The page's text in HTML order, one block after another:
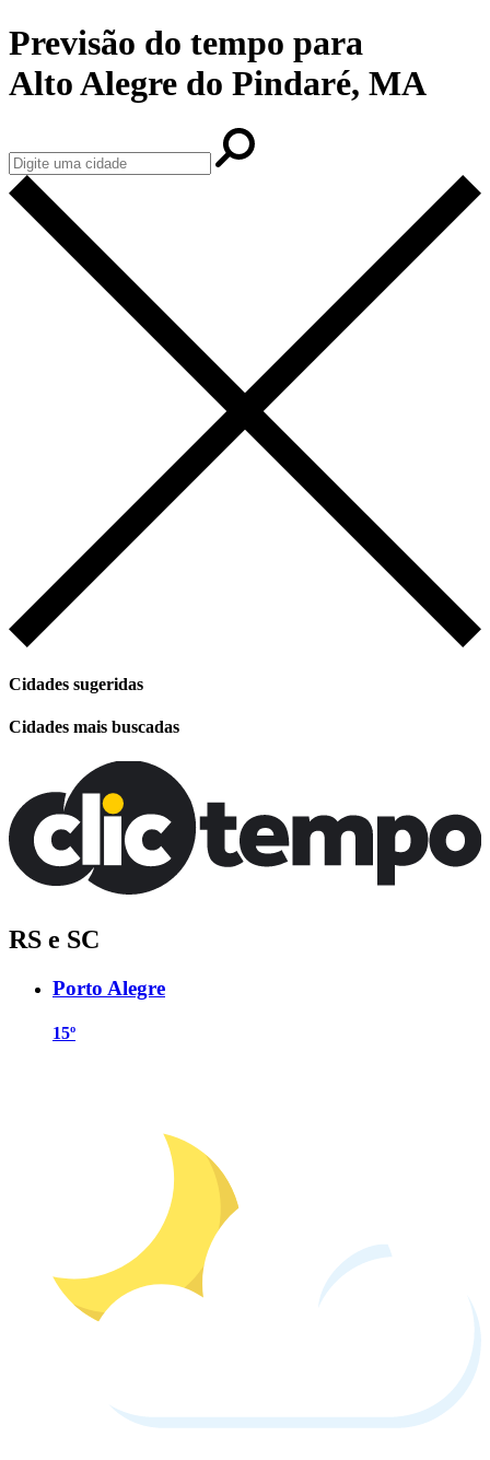
Previsão do tempo para
Alto Alegre do Pindaré, MA
Cidades sugeridas
Cidades mais buscadas
RS e SC
Porto Alegre
15º